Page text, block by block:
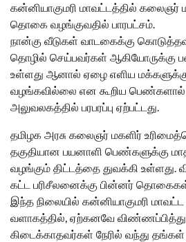
கன்னியாகுமரி மாவட்டத்தில் கலைஞர்
தொகை வழங்குவதில் பாரபட்சம்.
நான்கு வீடுகள் வாடகைக்கு
தொழில் செய்பவர்கள் ஆகியோருக்கு
உள்ளது ஆனால் ஏழை எளிய
வழங்கவில்லை என கூறிய
அலுவலகத்தில் பரபரப்பு ஏற்பட்டது.
தமிழக அரசு கலைஞர் மகளிர்
தகுதியான பயனாளி பெண்களுக்கு
வழங்கும் திட்டத்தை துவக்கி
கட்ட பரிசீலனைக்கு பின்னர் தொகைகள்
இந்த நிலையில் கன்னியாகுமரி
வளாகத்தில், ஏற்கனவே
கிடைக்காதவர்கள் நேரில் வந்து